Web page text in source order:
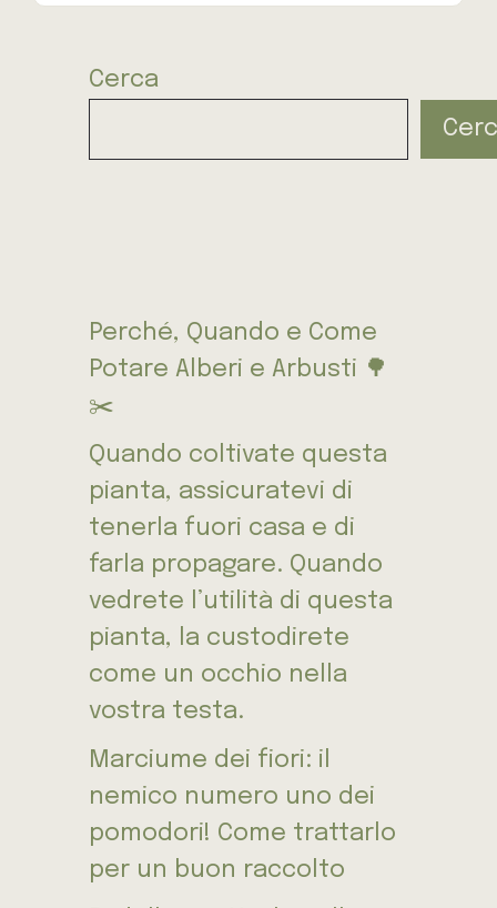
Cerca
Perché, Quando e Come
Potare Alberi e Arbusti 🌳
✂️
Quando coltivate questa
pianta, assicuratevi di
tenerla fuori casa e di
farla propagare. Quando
vedrete l’utilità di questa
pianta, la custodirete
come un occhio nella
vostra testa.
Marciume dei fiori: il
nemico numero uno dei
pomodori! Come trattarlo
per un buon raccolto